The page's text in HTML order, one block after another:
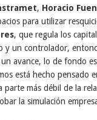
, Horacio
para utilizar
, que regula los
y un controlador,
avance, lo de fondo
está hecho pensado
parte más débil de la
la simulación